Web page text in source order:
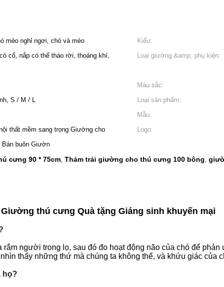
mèo nghỉ ngơi, chó và mèo Kiểu:
cổ, nắp có thể tháo rời, thoáng khí,
Loại giường &amp; phụ kiện:
Màu sắc:
S / M / L Loại sản phẩm:
Mẫu:
thất mềm sang trọng Giường cho
buôn Giườn
Logo:
cưng 90 * 75cm, Thảm trải giường cho thú cưng 100 bông,
thú cưng Quà tặng Giáng sinh khuyến mại
người trong lọ, sau đó đo hoạt động não của chó để
thấy những thứ mà chúng ta không thể, và khứu giác của
họ?